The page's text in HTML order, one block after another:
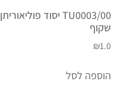
TU0003/00 יסוד פוליאוריתן
שקוף
₪1.0
הוספה לסל